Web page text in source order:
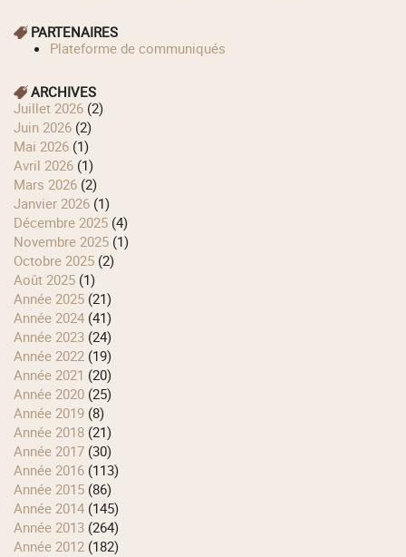
PARTENAIRES
Plateforme de communiqués
ARCHIVES
juillet 2026 (2)
juin 2026 (2)
mai 2026 (1)
avril 2026 (1)
mars 2026 (2)
janvier 2026 (1)
décembre 2025 (4)
novembre 2025 (1)
octobre 2025 (2)
août 2025 (1)
année 2025 (21)
année 2024 (41)
année 2023 (24)
année 2022 (19)
année 2021 (20)
année 2020 (25)
année 2019 (8)
année 2018 (21)
année 2017 (30)
année 2016 (113)
année 2015 (86)
année 2014 (145)
année 2013 (264)
année 2012 (182)